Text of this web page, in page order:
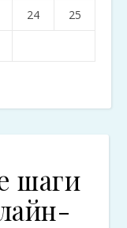
24 25
шаги